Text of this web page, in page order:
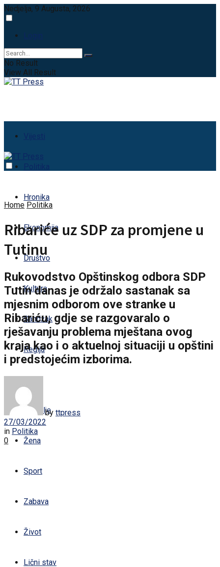
Nedjelja, 9 Augusta, 2026
Login
No Result
View All Result
Vijesti
Politika
Hronika
Ekonomija
Društvo
Kultura
Sandžak
Regija
Zdravlje
Žena
Sport
Zabava
Život
Lični stav
Home Politika
Ribariće uz SDP za promjene u
Tutinu
Rukovodstvo Opštinskog odbora SDP
Tutin danas je održalo sastanak sa
mjesnim odborom ove stranke u
Ribariću, gdje se razgovaralo o
rješavanju problema mještana ovog
kraja kao i o aktuelnoj situaciji u opštini
i predstojećim izborima.
by ttpress
27/03/2022
in Politika
0